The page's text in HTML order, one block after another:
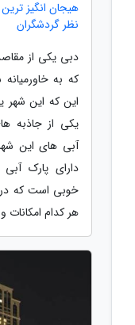
هیجان انگیز
نظر گردشگران
دبی یکی از
که به
این که این شهر
یکی از جاذبه
آبی های این
دارای پارک
خوبی است که
هر کدام امکانات